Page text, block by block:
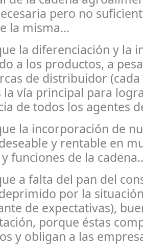
pero no
la misma…
la diferenciación y la
a los productos, a
de distribuidor
la vía principal para
de todos los agentes
la incorporación de
y rentable en
funciones de la
a falta del pan del
por la
de expectativas),
porque éstas
y obligan a las